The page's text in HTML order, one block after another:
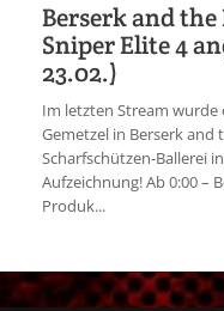
Berserk and
Sniper Elite 4
23.02.)
Im letzten Stream wurde
Gemetzel in Berserk
Scharfschützen-Ballerei
Aufzeichnung! Ab 0:00 –
Produk...